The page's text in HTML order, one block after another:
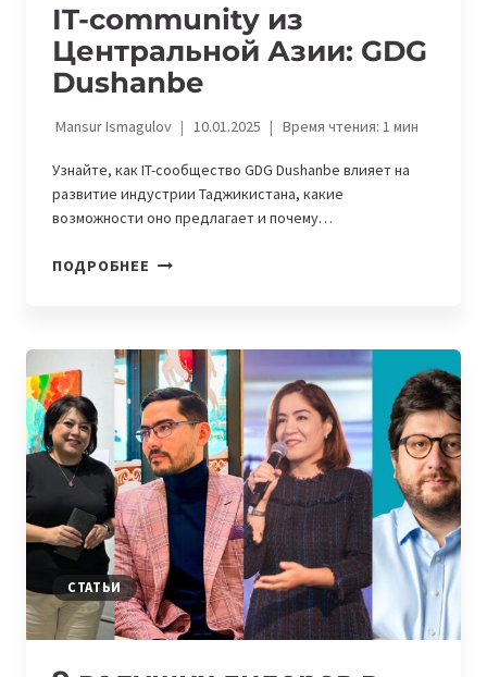
IT-community из
Центральной Азии: GDG
Dushanbe
Mansur Ismagulov 10.01.2025 Время чтения: 1мин
Узнайте, как IT-сообщество GDG Dushanbe влияет на
развитие индустрии Таджикистана, какие
возможности оно предлагает и почему…
ПОДРОБНЕЕ IT-
АЗИИ:
GDG
DUSHANBE
СТАТЬИ